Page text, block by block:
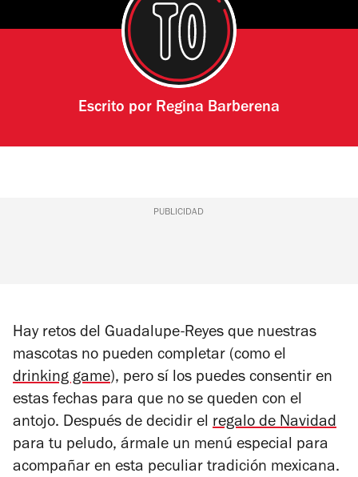
Escrito por Regina Barberena
PUBLICIDAD
Hay retos del Guadalupe-Reyes que nuestras
mascotas no pueden completar (como el
drinking game), pero sí los puedes consentir en
estas fechas para que no se queden con el
antojo. Después de decidir el regalo de Navidad
para tu peludo, ármale un menú especial para
acompañar en esta peculiar tradición mexicana.